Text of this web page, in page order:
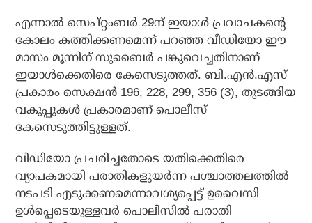
എന്നാല്‍ സെപ്റ്റംബര്‍ 29ന് ഇയാള്‍ പ്രവാചകന്റെ
കോലം കത്തിക്കണമെന്ന് പറഞ്ഞ വീഡിയോ ഈ
മാസം മൂന്നിന് സുബൈര്‍ പങ്കുവെച്ചതിനാണ്
ഇയാള്‍ക്കെതിരെ കേസെടുത്തത്. ബി.എന്‍.എസ്
പ്രകാരം സെക്ഷന്‍ 196, 228, 299, 356 (3), തുടങ്ങിയ
വകുപ്പുകള്‍ പ്രകാരമാണ് പൊലീസ്
കേസെടുത്തിട്ടുള്ളത്.
വീഡിയോ പ്രചരിച്ചതോടെ യതിക്കെതിരെ
വ്യാപകമായി പരാതികളുയര്‍ന്ന പശ്ചാത്തലത്തില്‍
നടപടി എടുക്കണമെന്നാവശ്യപ്പെട്ട് ഉവൈസി
ഉള്‍പ്പെടെയുള്ളവര്‍ പൊലീസില്‍ പരാതി